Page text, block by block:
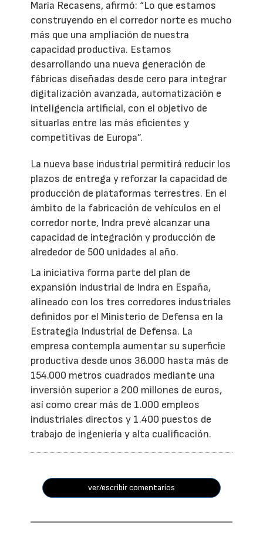
María Recasens, afirmó: “Lo que estamos
construyendo en el corredor norte es mucho
más que una ampliación de nuestra
capacidad productiva. Estamos
desarrollando una nueva generación de
fábricas diseñadas desde cero para integrar
digitalización avanzada, automatización e
inteligencia artificial, con el objetivo de
situarlas entre las más eficientes y
competitivas de Europa”.
La nueva base industrial permitirá reducir los
plazos de entrega y reforzar la capacidad de
producción de plataformas terrestres. En el
ámbito de la fabricación de vehículos en el
corredor norte, Indra prevé alcanzar una
capacidad de integración y producción de
alrededor de 500 unidades al año.
La iniciativa forma parte del plan de
expansión industrial de Indra en España,
alineado con los tres corredores industriales
definidos por el Ministerio de Defensa en la
Estrategia Industrial de Defensa. La
empresa contempla aumentar su superficie
productiva desde unos 36.000 hasta más de
154.000 metros cuadrados mediante una
inversión superior a 200 millones de euros,
así como crear más de 1.000 empleos
industriales directos y 1.400 puestos de
trabajo de ingeniería y alta cualificación.
ver/escribir comentarios